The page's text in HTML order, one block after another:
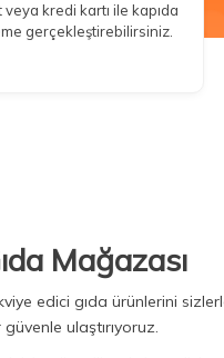
veya kredi kartı ile kapıda
gerçekleştirebilirsiniz.
Mağazası
edici gıda ürünlerini
ulaştırıyoruz.